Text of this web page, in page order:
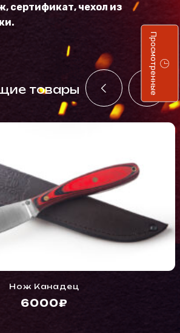
сертификат, чехол из
товары
Нож Канадец
6000₽
Просмотренные